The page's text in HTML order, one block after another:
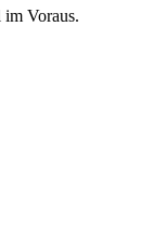
im Voraus.